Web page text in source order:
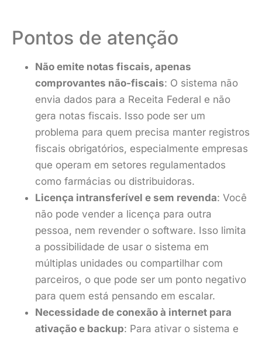
Pontos de atenção
Não emite notas fiscais, apenas
comprovantes não-fiscais: O sistema não
envia dados para a Receita Federal e não
gera notas fiscais. Isso pode ser um
problema para quem precisa manter registros
fiscais obrigatórios, especialmente empresas
que operam em setores regulamentados
como farmácias ou distribuidoras.
Licença intransferível e sem revenda: Você
não pode vender a licença para outra
pessoa, nem revender o software. Isso limita
a possibilidade de usar o sistema em
múltiplas unidades ou compartilhar com
parceiros, o que pode ser um ponto negativo
para quem está pensando em escalar.
Necessidade de conexão à internet para
ativação e backup: Para ativar o sistema e